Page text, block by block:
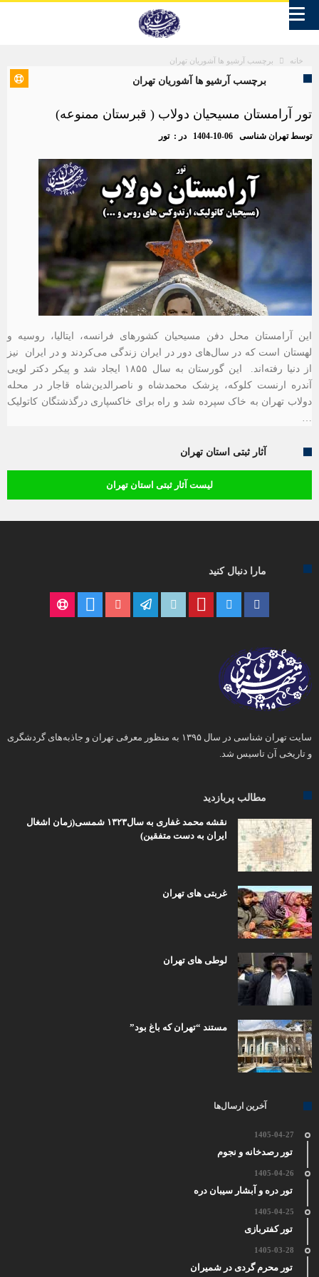
خانه برچسب آرشیو ها آشوریان تهران
برچسب آرشیو ها آشوریان تهران
تور آرامستان مسیحیان دولاب ( قبرستان ممنوعه)
توسطتهران شناسی 1404-10-06 در :تور
این آرامستان محل دفن مسیحیان کشورهای فرانسه، ایتالیا، روسیه و
لهستان است که در سال‌های دور در ایران زندگی می‌کردند و در ایران نیز
از دنیا رفته‌اند. این گورستان به سال ۱۸۵۵ ایجاد شد و پیکر دکتر لویی
آندره ارنست کلوکه، پزشک محمدشاه و ناصرالدین‌شاه قاجار در محله
دولاب تهران به خاک سپرده شد و راه برای خاکسپاری درگذشتگان کاتولیک
…
آثار ثبتی استان تهران
لیست آثار ثبتی استان تهران
مارا دنبال کنید
سایت تهران شناسی در سال ۱۳۹۵ به منظور معرفی تهران و جاذبه‌های گردشگری
و تاریخی آن تاسیس شد.
مطالب پربازدید
نقشه محمد غفاری به سال۱۳۲۳ شمسی(زمان اشغال
ایران به دست متفقین)
غربتی های تهران
لوطی های تهران
مستند “تهران که باغ بود”
آخرین ارسال‌ها
1405-04-27
تور رصدخانه و نجوم
1405-04-26
تور دره و آبشار سیبان دره
1405-04-25
تور کفتربازی
1405-03-28
تور محرم گردی در شمیران